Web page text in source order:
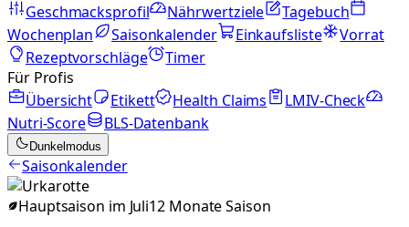
Geschmacksprofil
Nährwertziele
Tagebuch
Wochenplan
Saisonkalender Einkaufsliste
Vorrat
Rezeptvorschläge
Timer
Für Profis
Übersicht
Etikett Health Claims
LMIV-Check
Nutri-Score
BLS-Datenbank
Dunkelmodus
Saisonkalender
Hauptsaison im Juli12 MonateSaison